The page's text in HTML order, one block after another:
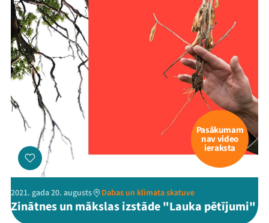
Pasākumam
nav video
ieraksta
2021. gada 20. augusts Dabas un klimata skatuve
Zinātnes un mākslas izstāde "Lauka pētījumi"